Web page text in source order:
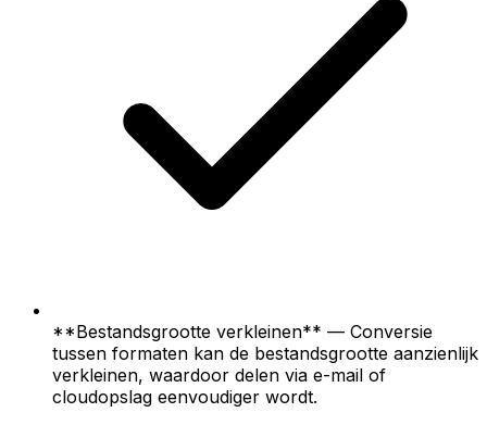
**Bestandsgrootte verkleinen** — Conversie
tussen formaten kan de bestandsgrootte aanzienlijk
verkleinen, waardoor delen via e-mail of
cloudopslag eenvoudiger wordt.